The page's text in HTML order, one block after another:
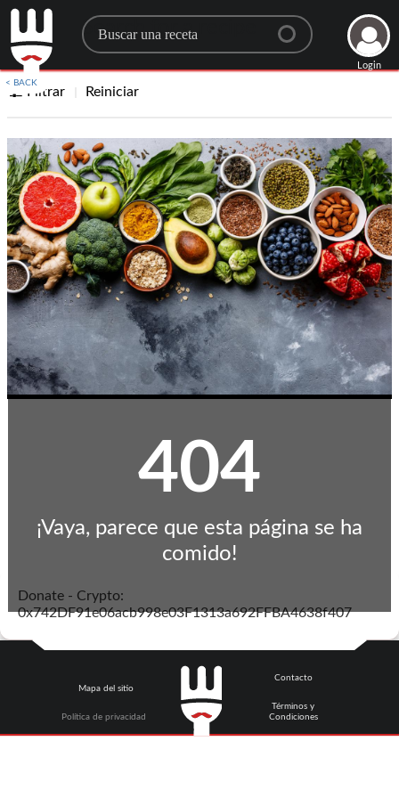
Search for a recipe
Login
Filtrar Reiniciar
< BACK
404
¡Vaya, parece que esta página se ha
comido!
Donate - Crypto:
0x742DF91e06acb998e03F1313a692FFBA4638f407
Mapa del sitio
Política de privacidad
Contacto
Términos y
Condiciones